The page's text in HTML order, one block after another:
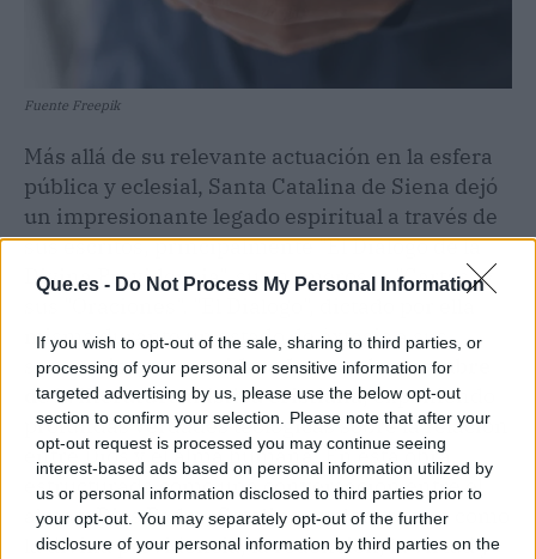
Que.es - Do Not Process My Personal Information
If you wish to opt-out of the sale, sharing to third parties, or
processing of your personal or sensitive information for
targeted advertising by us, please use the below opt-out
section to confirm your selection. Please note that after your
opt-out request is processed you may continue seeing
interest-based ads based on personal information utilized by
us or personal information disclosed to third parties prior to
your opt-out. You may separately opt-out of the further
disclosure of your personal information by third parties on the
Fuente Freepik
Más allá de su relevante actuación en la esfera
pública y eclesial, Santa Catalina de Siena dejó
un impresionante legado espiritual a través de
sus escritos, principalmente "El Diálogo de la
Divina Providencia", sus numerosas "Cartas" y
misma durante un estado de éxtasis a sus
secretarios,es considerado una obra cumbre
de la literatura mística cristiana, exponiendo
profundas verdades teológicas sobre la relación
entre Dios y el alma humana. En esta obra,
estructurada como una conversación entre el
alma y Dios Padre, Catalina explora temas como
la divina providencia, la redención, la virtud y